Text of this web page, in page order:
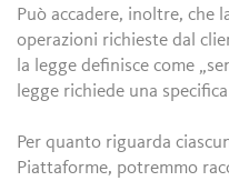
Può accadere, inoltre, che
operazioni richieste dal
la legge definisce come
legge richiede una
Per quanto riguarda
Piattaforme, potremmo